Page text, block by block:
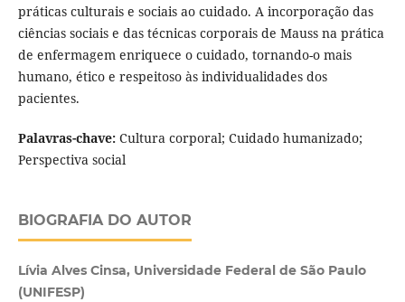
práticas culturais e sociais ao cuidado. A incorporação das
ciências sociais e das técnicas corporais de Mauss na prática
de enfermagem enriquece o cuidado, tornando-o mais
humano, ético e respeitoso às individualidades dos
pacientes.
Palavras-chave:Cultura corporal; Cuidado humanizado;
Perspectiva social
BIOGRAFIA DO AUTOR
Lívia Alves Cinsa, Universidade Federal de São Paulo
(UNIFESP)